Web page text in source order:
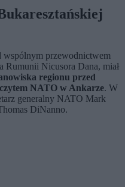
wspólnym przewodnictwem
Rumunii Nicusora Dana, miał
regionu przed
NATO w Ankarze. W
generalny NATO Mark
DiNanno.